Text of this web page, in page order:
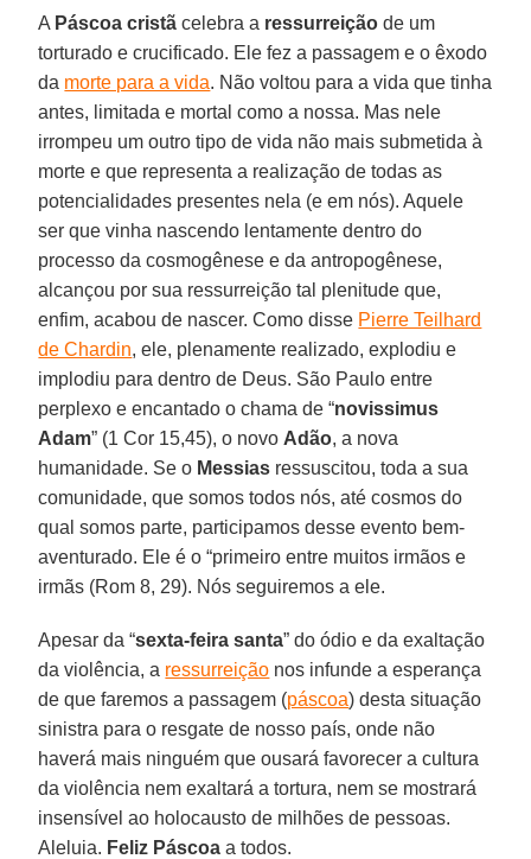
A Páscoa cristã celebra a ressurreição de um
torturado e crucificado. Ele fez a passagem e o êxodo
da morte para a vida. Não voltou para a vida que tinha
antes, limitada e mortal como a nossa. Mas nele
irrompeu um outro tipo de vida não mais submetida à
morte e que representa a realização de todas as
potencialidades presentes nela (e em nós). Aquele
ser que vinha nascendo lentamente dentro do
processo da cosmogênese e da antropogênese,
alcançou por sua ressurreição tal plenitude que,
enfim, acabou de nascer. Como disse Pierre Teilhard
de Chardin, ele, plenamente realizado, explodiu e
implodiu para dentro de Deus. São Paulo entre
perplexo e encantado o chama de “novissimus
Adam” (1 Cor 15,45), o novo Adão, a nova
humanidade. Se o Messias ressuscitou, toda a sua
comunidade, que somos todos nós, até cosmos do
qual somos parte, participamos desse evento bem-
aventurado. Ele é o “primeiro entre muitos irmãos e
irmãs (Rom 8, 29). Nós seguiremos a ele.
Apesar da “sexta-feira santa” do ódio e da exaltação
da violência, a ressurreição nos infunde a esperança
de que faremos a passagem (páscoa) desta situação
sinistra para o resgate de nosso país, onde não
haverá mais ninguém que ousará favorecer a cultura
da violência nem exaltará a tortura, nem se mostrará
insensível ao holocausto de milhões de pessoas.
Aleluia. Feliz Páscoa a todos.